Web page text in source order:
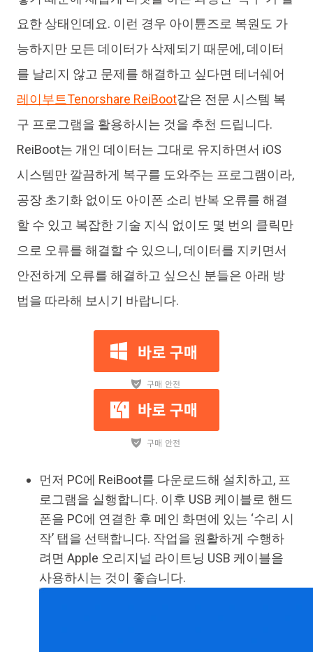
요한 상태인데요. 이런 경우 아이튠즈로 복원도 가
능하지만 모든 데이터가 삭제되기 때문에, 데이터
를 날리지 않고 문제를 해결하고 싶다면 테너쉐어
레이부트Tenorshare ReiBoot같은 전문 시스템 복
구 프로그램을 활용하시는 것을 추천 드립니다.
ReiBoot는 개인 데이터는 그대로 유지하면서 iOS
시스템만 깔끔하게 복구를 도와주는 프로그램이라,
공장 초기화 없이도 아이폰 소리 반복 오류를 해결
할 수 있고 복잡한 기술 지식 없이도 몇 번의 클릭만
으로 오류를 해결할 수 있으니, 데이터를 지키면서
안전하게 오류를 해결하고 싶으신 분들은 아래 방
법을 따라해 보시기 바랍니다.
먼저 PC에 ReiBoot를 다운로드해 설치하고, 프
로그램을 실행합니다. 이후 USB 케이블로 핸드
폰을 PC에 연결한 후 메인 화면에 있는 ‘수리 시
작’ 탭을 선택합니다. 작업을 원활하게 수행하
려면 Apple 오리지널 라이트닝 USB 케이블을
사용하시는 것이 좋습니다.